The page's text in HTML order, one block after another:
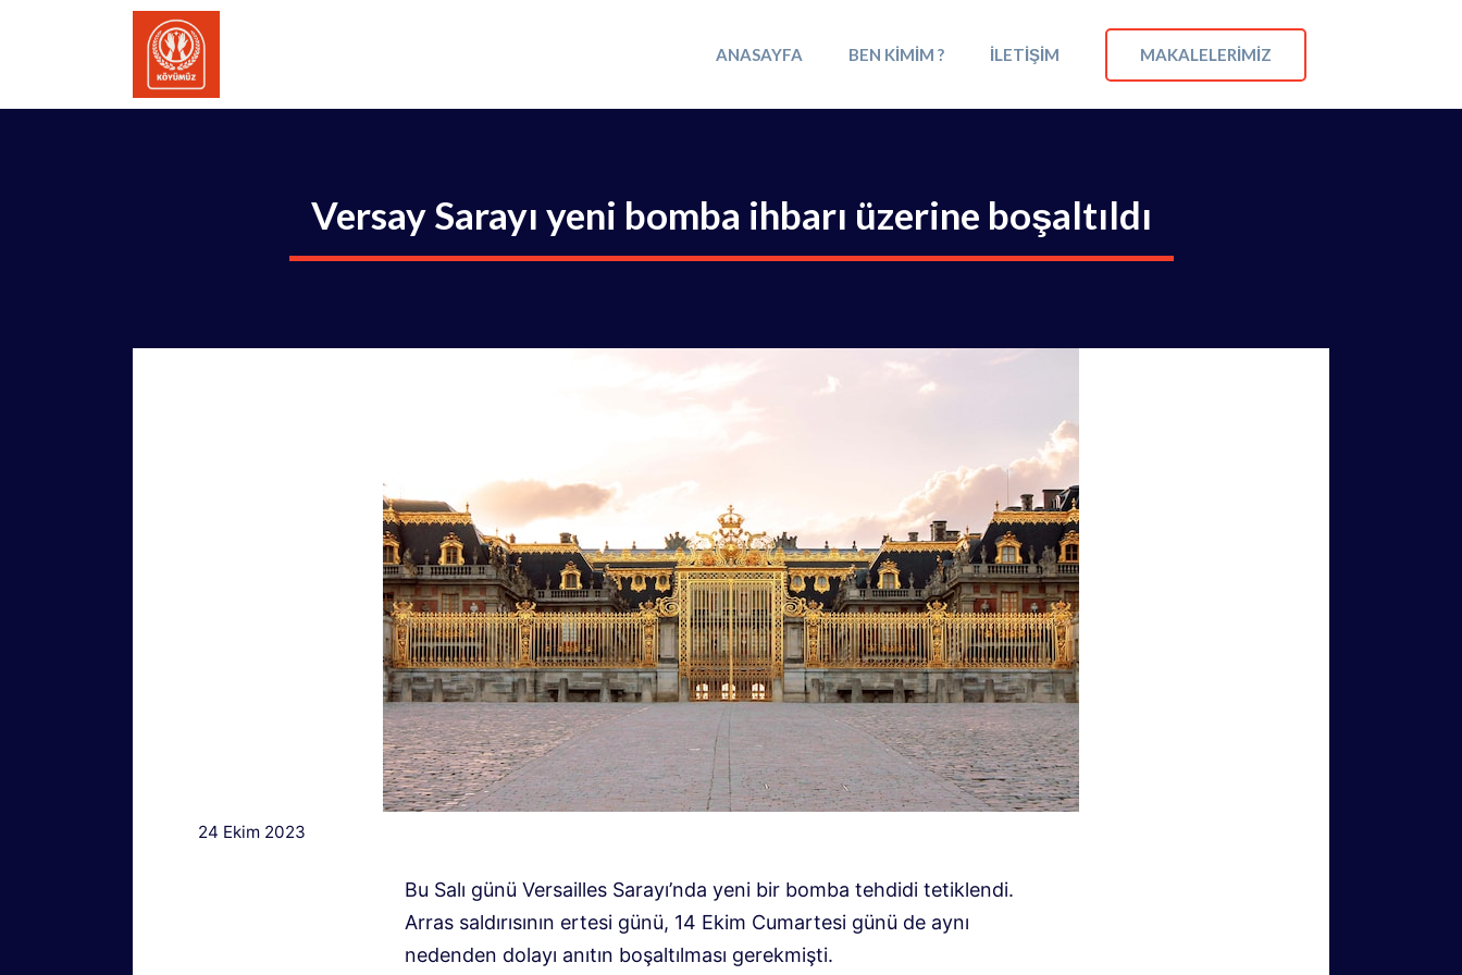
ANASAYFA BEN KIMIM ? İLETIŞIM MAKALELERIMIZ
Versay Sarayı yeni bomba ihbarı üzerine boşaltıldı
24 Ekim 2023
Bu Salı günü Versailles Sarayı’nda yeni bir bomba tehdidi tetiklendi.
Arras saldırısının ertesi günü, 14 Ekim Cumartesi günü de aynı
nedenden dolayı anıtın boşaltılması gerekmişti.